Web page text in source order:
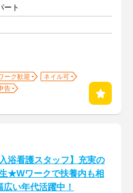
ート
ーク歓迎
ネイル可
告
入浴看護スタッフ】充実の
★Wワークで扶養内も相
広い年代活躍中！